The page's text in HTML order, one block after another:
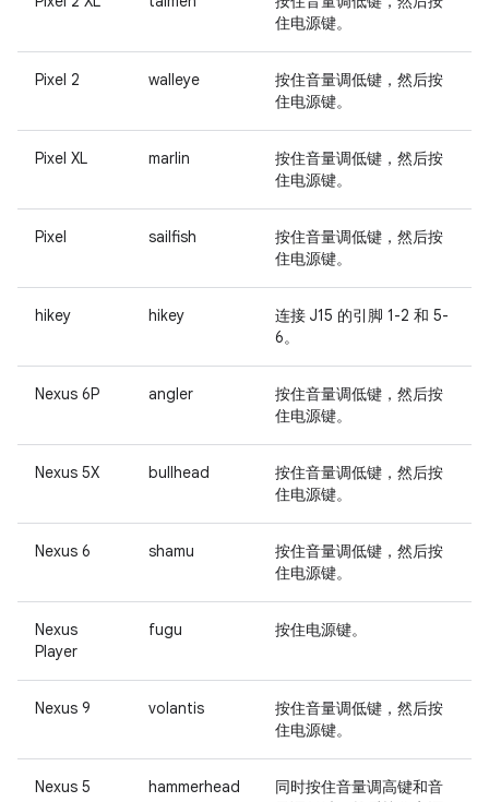
住电源键。
Pixel 2 walleye 按住音量调低键 ，然后按
住电源键。
Pixel XL marlin 按住音量调低键 ，然后按
住电源键。
Pixel sailfish 按住音量调低键 ，然后按
住电源键。
hikey hikey
连接 J15 的引脚 1-2 和 5-
6。
Nexus 6P angler 按住音量调低键 ，然后按
住电源键。
Nexus 5X bullhead 按住音量调低键 ，然后按
住电源键。
Nexus 6 shamu 按住音量调低键 ，然后按
住电源键。
Nexus
Player
fugu 按住电源键。
Nexus 9 volantis 按住音量调低键 ，然后按
住电源键。
Nexus 5 hammerhead
同时按住音量调高键和音